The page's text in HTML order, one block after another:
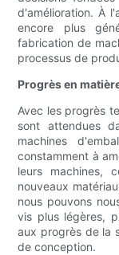
d'amélioration. À
encore plus
fabrication de
processus de
Progrès en
Avec les progrès
sont attendues
machines
constamment à
leurs machines,
nouveaux
nous pouvons
vis plus légères,
aux progrès de la
de conception.